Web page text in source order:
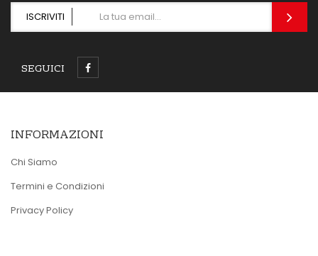
ISCRIVITI
SEGUICI
INFORMAZIONI
Chi Siamo
Termini e Condizioni
Privacy Policy